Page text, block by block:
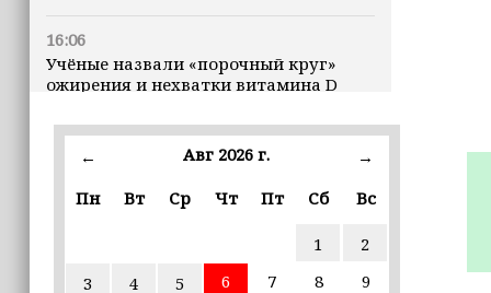
16:06
Учёные назвали «порочный круг»
ожирения и нехватки витамина D
16:00
В Чеченской Республике начинается
избирательные комиссии
← Авг 2026 г.
→
Пн
Вт Ср Чт Пт Сб Вс
1
2
3
4 5 6 7 8
9